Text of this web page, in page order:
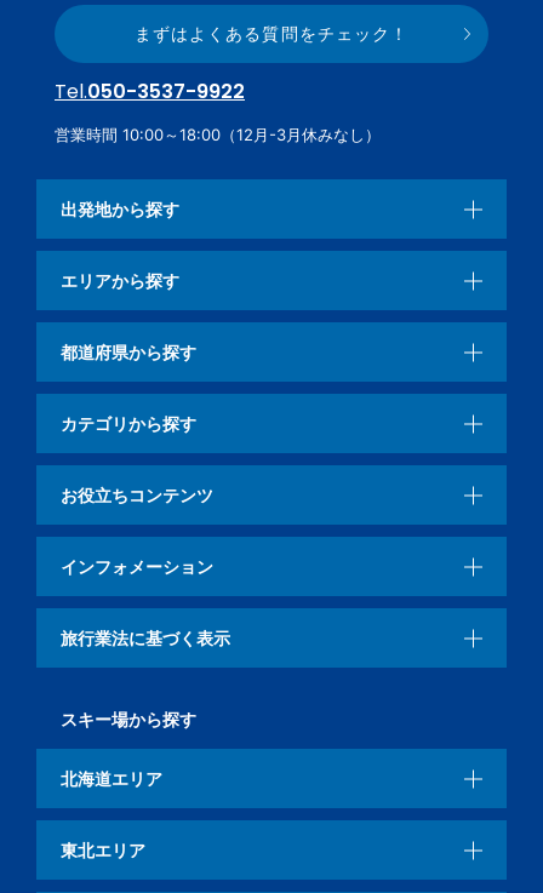
まずはよくある質問をチェック！
Tel.050-3537-9922
営業時間 10:00～18:00（12月-3月休みなし）
出発地から探す
エリアから探す
都道府県から探す
カテゴリから探す
お役立ちコンテンツ
インフォメーション
旅行業法に基づく表示
スキー場から探す
北海道エリア
東北エリア